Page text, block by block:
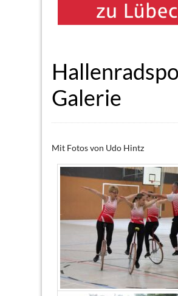
Galerie
Mit Fotos von Udo Hintz